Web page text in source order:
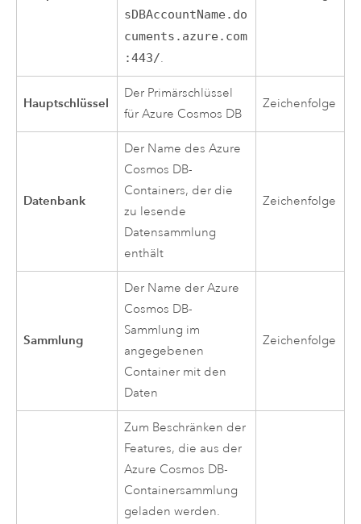
sDBAccountName.do
cuments.azure.com
:443/.
Hauptschlüssel
Der Primärschlüssel
fürAzure Cosmos DB
Zeichenfolge
Datenbank
Der Name desAzure
Cosmos DB-
Containers, der die
zu lesende
Datensammlung
enthält
Zeichenfolge
Sammlung
Der Name derAzure
Cosmos DB-
Sammlung im
angegebenen
Container mit den
Daten
Zeichenfolge
Zum Beschränken der
Features, die aus der
Azure Cosmos DB-
Containersammlung
geladen werden.